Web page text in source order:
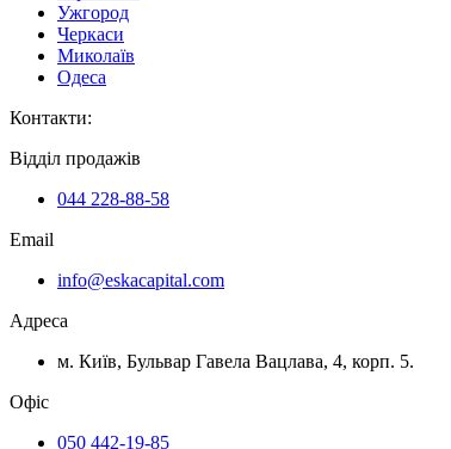
Ужгород
Черкаси
Миколаїв
Одеса
Контакти:
Відділ продажів
044 228-88-58
Email
info@eskacapital.com
Адреса
м. Київ, Бульвар Гавела Вацлава, 4, корп. 5.
Офіс
050 442-19-85